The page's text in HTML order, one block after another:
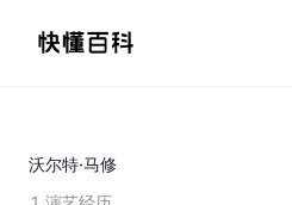
沃尔特·马修